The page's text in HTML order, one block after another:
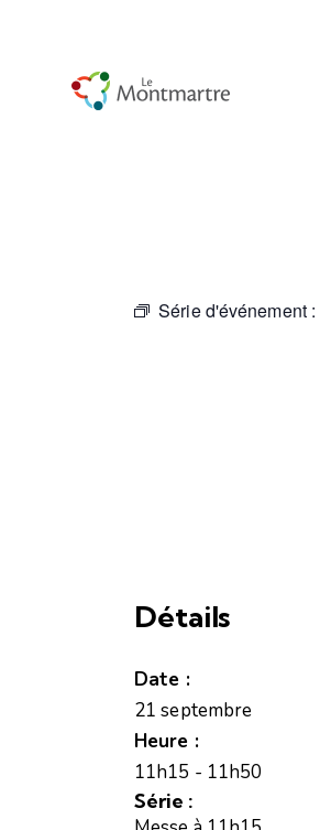
Série d'événement :
Détails
Date :
21 septembre
Heure :
11h15 - 11h50
Série :